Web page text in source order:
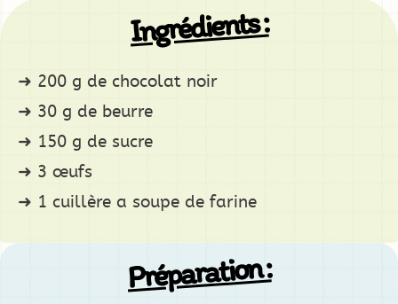
Ingrédients :
200 g de chocolat noir
30 g de beurre
150 g de sucre
3 œufs
1 cuillère a soupe de farine
Préparation :